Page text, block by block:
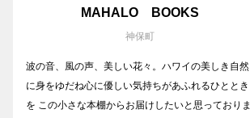
MAHALO BOOKS
神保町
波の音、風の声、美しい花々。ハワイの美しき自然
に身をゆだね心に優しい気持ちがあふれるひととき
を この小さな本棚からお届けしたいと思っておりま